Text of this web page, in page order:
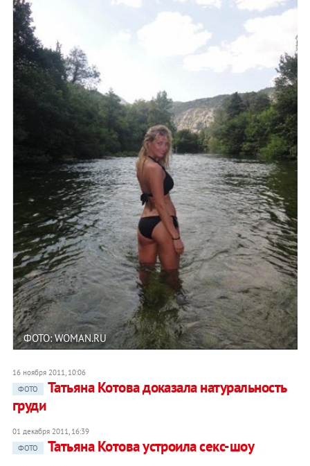
ФОТО: WOMAN.RU
16 ноября 2011, 10:06
ФОТО
Татьяна Котова доказала натуральность
груди
01 декабря 2011, 16:39
ФОТО
Татьяна Котова устроила секс-шоу